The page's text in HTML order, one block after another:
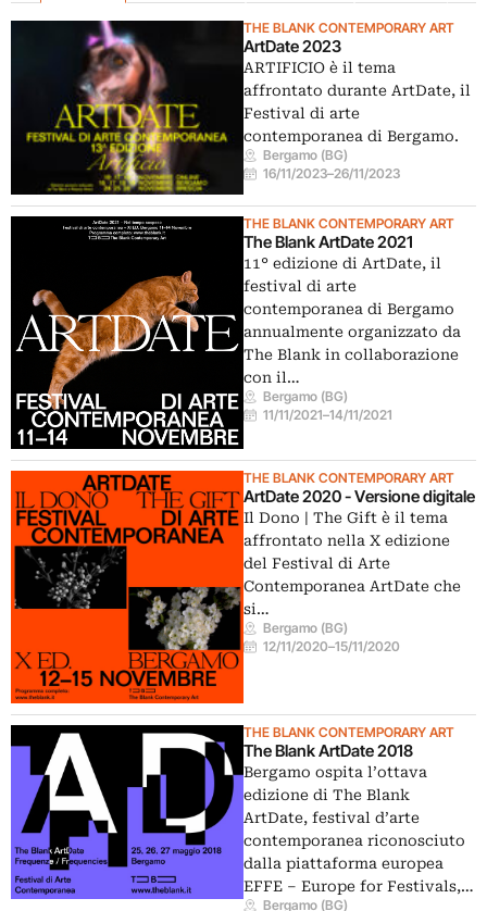
THE BLANK CONTEMPORARY ART
ArtDate 2023
ARTIFICIO è il tema
affrontato durante ArtDate, il
Festival di arte
contemporanea di Bergamo.
Bergamo (BG)
16/11/2023–26/11/2023
THE BLANK CONTEMPORARY ART
The Blank ArtDate 2021
11° edizione di ArtDate, il
festival di arte
contemporanea di Bergamo
annualmente organizzato da
The Blank in collaborazione
con il…
Bergamo (BG)
11/11/2021–14/11/2021
THE BLANK CONTEMPORARY ART
ArtDate 2020 - Versione digitale
Il Dono | The Gift è il tema
affrontato nella X edizione
del Festival di Arte
Contemporanea ArtDate che
si…
Bergamo (BG)
12/11/2020–15/11/2020
THE BLANK CONTEMPORARY ART
The Blank ArtDate 2018
Bergamo ospita l’ottava
edizione di The Blank
ArtDate, festival d’arte
contemporanea riconosciuto
dalla piattaforma europea
EFFE – Europe for Festivals,…
Bergamo (BG)